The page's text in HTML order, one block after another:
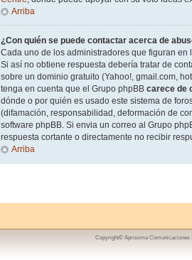
Arriba
¿Con quién se puede contactar acerca de
Cada uno de los administradores que figuran
Si así no obtiene respuesta debería tratar de
sobre un dominio gratuito (Yahoo!, gmail.com,
tenga en cuenta que el Grupo phpBB carece de
dónde o por quién es usado este sistema de
(difamación, responsabilidad, deformación de
software phpBB. Si envia un correo al Grupo
respuesta cortante o directamente no recibir
Arriba
Copyright© Aproxima Comunicaciones